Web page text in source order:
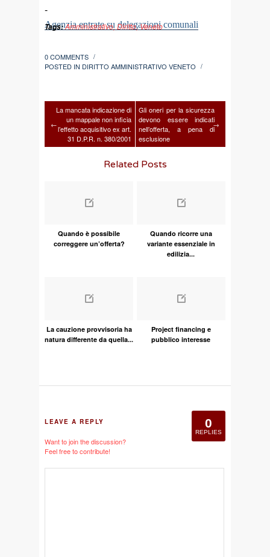
-
Agenzia entrate su delegazioni comunali
Tags:Amministrativo,Diritto,Veneto
0 COMMENTS /
POSTED IN DIRITTO AMMINISTRATIVO VENETO /
←
La mancata indicazione di
un mappale non inficia
l’effetto acquisitivo ex art.
31 D.P.R. n. 380/2001
Gli oneri per la sicurezza
devono essere indicati
nell’offerta, a pena di
esclusione
→
Related Posts
Quando è possibile
correggere un’offerta?
Quando ricorre una
variante essenziale in
edilizia...
La cauzione provvisoria ha
natura differente da quella...
Project financing e
pubblico interesse
0
REPLIES
LEAVE A REPLY
Want to join the discussion?
Feel free to contribute!